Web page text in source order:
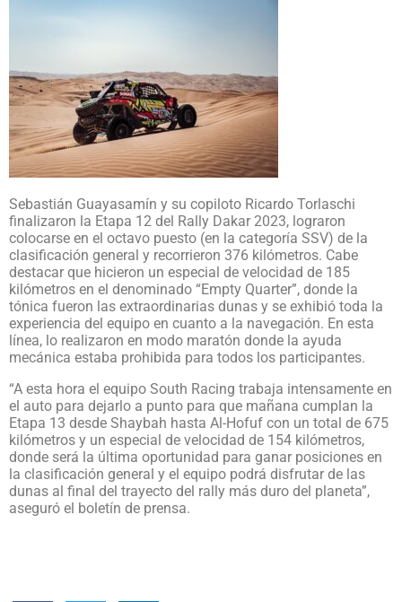
Sebastián Guayasamín y su copiloto Ricardo Torlaschi
finalizaron la Etapa 12 del Rally Dakar 2023, lograron
colocarse en el octavo puesto (en la categoría SSV) de la
clasificación general y recorrieron 376 kilómetros. Cabe
destacar que hicieron un especial de velocidad de 185
kilómetros en el denominado “Empty Quarter”, donde la
tónica fueron las extraordinarias dunas y se exhibió toda la
experiencia del equipo en cuanto a la navegación. En esta
línea, lo realizaron en modo maratón donde la ayuda
mecánica estaba prohibida para todos los participantes.
“A esta hora el equipo South Racing trabaja intensamente en
el auto para dejarlo a punto para que mañana cumplan la
Etapa 13 desde Shaybah hasta Al-Hofuf con un total de 675
kilómetros y un especial de velocidad de 154 kilómetros,
donde será la última oportunidad para ganar posiciones en
la clasificación general y el equipo podrá disfrutar de las
dunas al final del trayecto del rally más duro del planeta”,
aseguró el boletín de prensa.